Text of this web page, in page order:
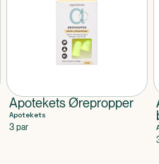
Apotekets Ørepropper
Apotekets
3 par